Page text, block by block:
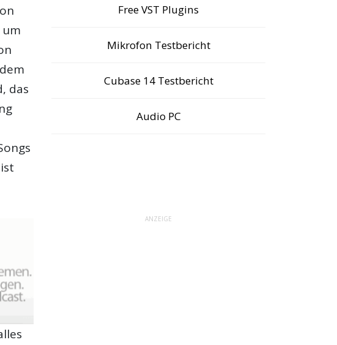
um
das
Free VST Plugins
Mikrofon Testbericht
Cubase 14 Testbericht
Audio PC
ANZEIGE